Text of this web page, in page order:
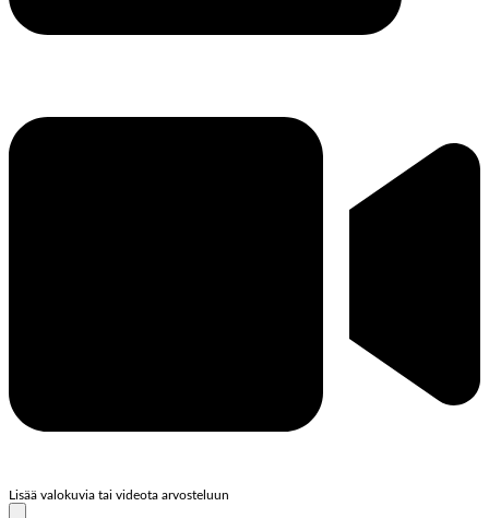
Lisää valokuvia tai videota arvosteluun